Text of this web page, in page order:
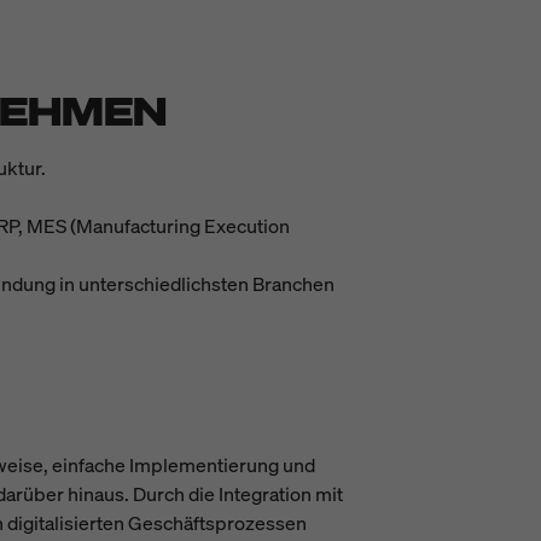
MES (Manufacturing Execution
in unterschiedlichsten Branchen
einfache Implementierung und
hinaus. Durch die Integration mit
digitalisierten Geschäftsprozessen